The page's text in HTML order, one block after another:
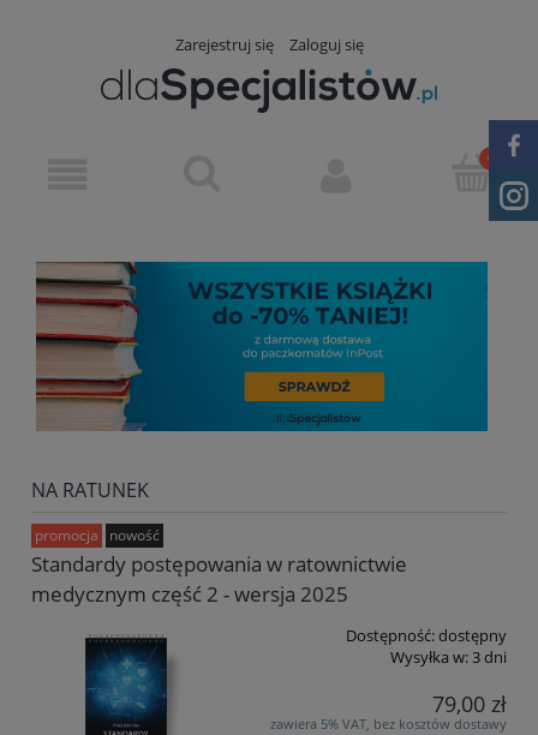
Zarejestruj się Zaloguj się
NA RATUNEK
Standardy postępowania w ratownictwie
medycznym część 2 - wersja 2025
Dostępność:dostępny
Wysyłka w: 3 dni
79,00 zł
zawiera 5% VAT, bez kosztów dostawy
promocja nowość